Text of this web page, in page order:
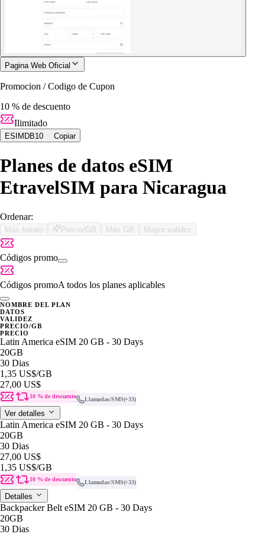
Pagina Web Oficial
Promocion / Codigo de Cupon
10 % de descuento
Ilimitado
ESIMDB10 Copiar
Planes de datos eSIM
EtravelSIM para Nicaragua
Ordenar:
Más barato Precio/GB Más GB Mayor validez
Códigos promo
Códigos promoA todos los planes aplicables
NOMBRE DEL PLAN
DATOS
VALIDEZ
PRECIO/GB
PRECIO
Latin America eSIM 20 GB - 30 Days
20GB
30 Dias
1,35 US$/GB
27,00 US$
10 % de descuento Llamadas/SMS(+33)
Ver detalles
Latin America eSIM 20 GB - 30 Days
20GB
30 Dias
27,00 US$
1,35 US$/GB
10 % de descuento Llamadas/SMS(+33)
Detalles
Backpacker Belt eSIM 20 GB - 30 Days
20GB
30 Dias